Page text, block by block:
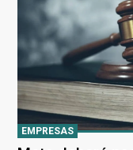
EMPRESAS